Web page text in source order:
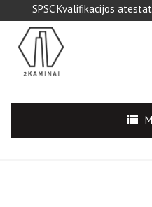
SPSC Kvalifikacijos